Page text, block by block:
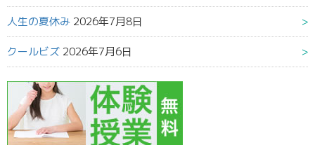
人生の夏休み 2026年7月8日
クールビズ 2026年7月6日